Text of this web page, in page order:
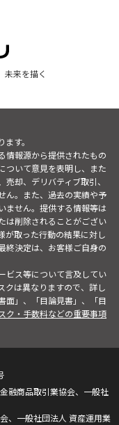
未来を描く
す。
情報源から提供されたもの
ついて意見を表明し、また
却、デリバティブ取引、
ん。また、過去の実績や予
ません。提供する情報等は
は削除されることがござい
が取った行動の結果に対し
終決定は、お客様ご自身の
ビス等について言及してい
クは異なりますので、詳し
面」、「目論見書」、「目
ク・手数料などの重要事項
融商品取引業協会、一般社
、一般社団法人 資産運用業